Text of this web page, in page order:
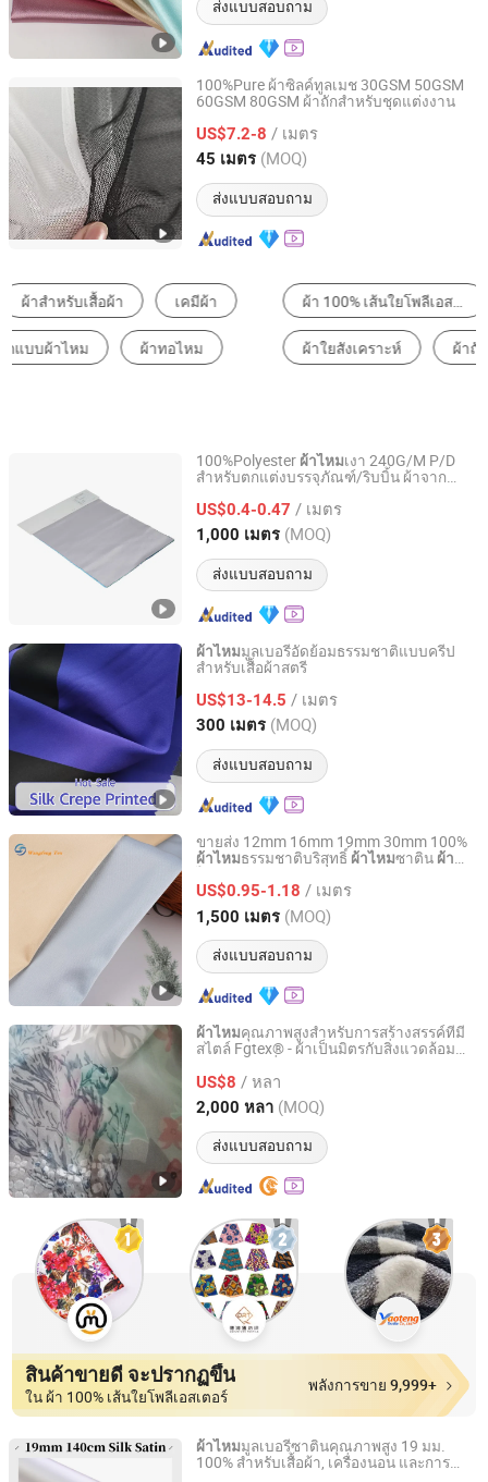
ส่งแบบสอบถาม
100%Pure ผ้าซิลค์ทูลเมช 30GSM 50GSM
60GSM 80GSM ผ้าถักสำหรับชุดแต่งงาน
US$7.2-8 / เมตร
45 เมตร (MOQ)
ส่งแบบสอบถาม
Suzhou Huiyu Textile Co., Ltd
Jiangsu, China อัตราจาก 2025
ผ้า 100% เส้นใยโพลีเอสเตอร์ ผ้าสกรีน ผ้าไหม
ผ้าใยสังเคราะห์ ผ้าถักและโครเชต์ ผ้าไนลอน
100%Polyester ผ้าไหมเงา 240G/M P/D
สำหรับตกแต่งบรรจุภัณฑ์/ริบบิ้น ผ้าจาก
US$0.4-0.47 / เมตร
1,000 เมตร (MOQ)
ส่งแบบสอบถาม
Shanghai Fartex Import and Export Company Limited
Shanghai, China อัตราจาก 2022
ผ้าไหมมูลเบอรี่อัดย้อมธรรมชาติแบบครีป
สำหรับเสื้อผ้าสตรี
US$13-14.5 / เมตร
300 เมตร (MOQ)
ส่งแบบสอบถาม
Suzhou Huiyu Textile Co., Ltd
Jiangsu, China อัตราจาก 2025
ขายส่ง 12mm 16mm 19mm 30mm 100%
ผ้าไหมธรรมชาติบริสุทธิ์ ผ้าไหมซาติน ผ้า
US$0.95-1.18 / เมตร
1,500 เมตร (MOQ)
ส่งแบบสอบถาม
SUZHOU WANGFENG TEXTILE CO., LTD.
Jiangsu, China อัตราจาก 2020
ผ้าไหมคุณภาพสูงสำหรับการสร้างสรรค์ที่มี
สไตล์ Fgtex® - ผ้าเป็นมิตรกับสิ่งแวดล้อม
US$8 / หลา
2,000 หลา (MOQ)
ส่งแบบสอบถาม
Beijing Fabric Garden Textile Trade Center
Beijing, China อัตราจาก 2014
สินค้าขายดี จะปรากฏขึ้น
ใน ผ้า 100% เส้นใยโพลีเอสเตอร์
พลังการขาย 9,999+
ผ้าไหมมูลเบอรี่ซาตินคุณภาพสูง 19 มม.
100% สำหรับเสื้อผ้า, เครื่องนอน และการ
Suzhou Huiyu Textile Co., Ltd